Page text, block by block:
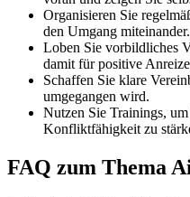
Organisieren Sie
den Umgang miteinander.
Loben Sie vorbildliches
damit für positive
Schaffen Sie klare
umgegangen wird.
Nutzen Sie Trainings,
Konfliktfähigkeit zu
FAQ zum Thema